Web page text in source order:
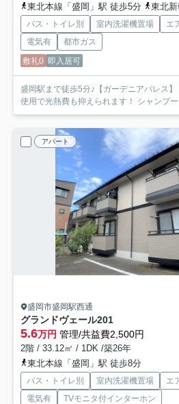
東北本線「盛岡」駅 徒歩5分
東北新
バス・トイレ別 室内洗濯機置場 エ
電気有
都市ガス
敷礼0 即入居可
盛岡駅まで徒歩5分♪【ガーデニアパレス】 盛岡ではめずらしい都市ガス
使用で光熱費も抑えられま
アパート
盛岡市盛岡駅西通
グランドヴェール201
5.6万円 管理/共益費2,500円
2階 / 33.12㎡ / 1DK /築26年
東北本線「盛岡」駅 徒歩8分
バス・トイレ別 室内洗濯機置場 エ
電気有
TVモニタ付インターホン